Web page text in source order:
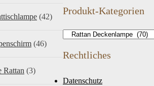
(42)
(46)
Rattan (3)
Produkt-Kategorien
Rechtliches
Datenschutz